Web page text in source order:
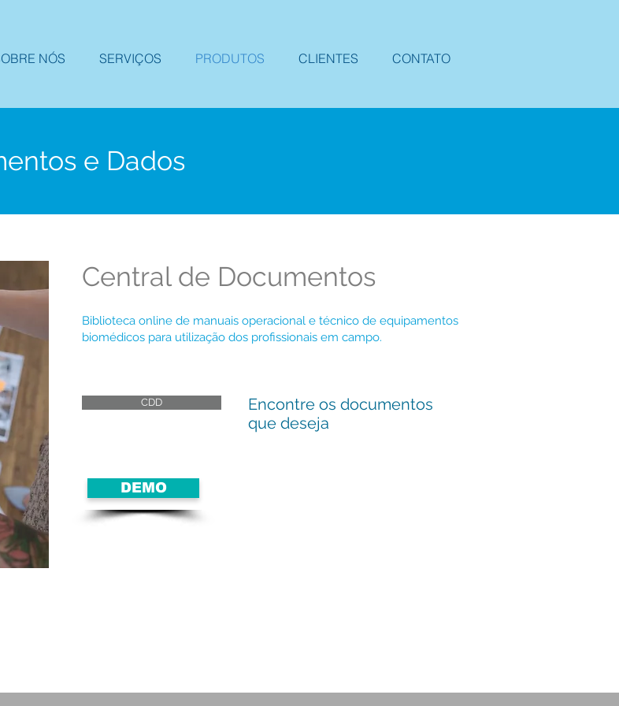
NÓS SERVIÇOS PRODUTOS CLIENTES CONTATO
e Dados
Central de Documentos
Biblioteca online de manuais operacional e técnico de equipamentos
biomédicos para utilização dos profissionais em campo.
CDD
Encontre os documentos
que deseja
DEMO